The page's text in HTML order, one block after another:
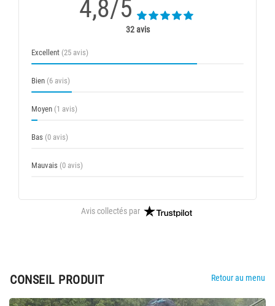
4,8/5
32 avis
Excellent (25 avis)
Bien (6 avis)
Moyen (1 avis)
Bas (0 avis)
Mauvais (0 avis)
Avis collectés par
CONSEIL PRODUIT Retour au menu